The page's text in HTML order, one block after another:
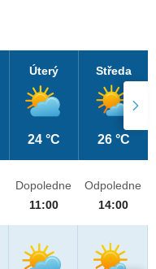
Úterý
24 °C
Středa
26 °C
Dopoledne
11:00
Odpoledne
14:00